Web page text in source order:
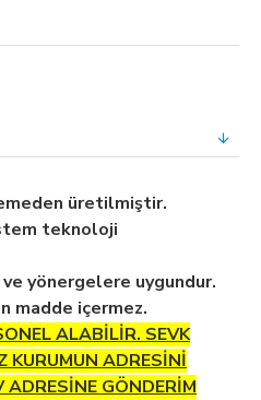
üretilmiştir.
teknoloji
yönergelere uygundur.
madde içermez.
ALABİLİR. SEVK
KURUMUN ADRESİNİ
ADRESİNE GÖNDERİM